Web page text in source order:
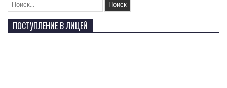
ПОСТУПЛЕНИЕ В ЛИЦЕЙ